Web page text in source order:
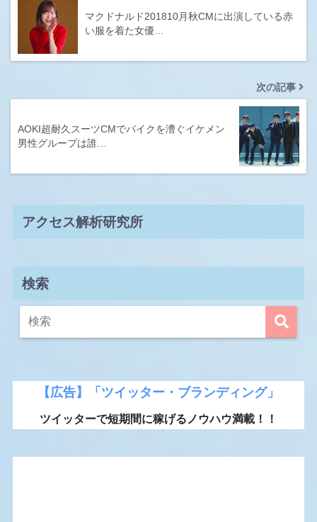
マクドナルド201810月秋CMに出演している赤
い服を着た女優…
次の記事
AOKI超耐久スーツCMでバイクを漕ぐイケメン
男性グループは誰…
アクセス解析研究所
検索
【広告】「ツイッター・ブランディング」
ツイッターで短期間に稼げるノウハウ満載！！